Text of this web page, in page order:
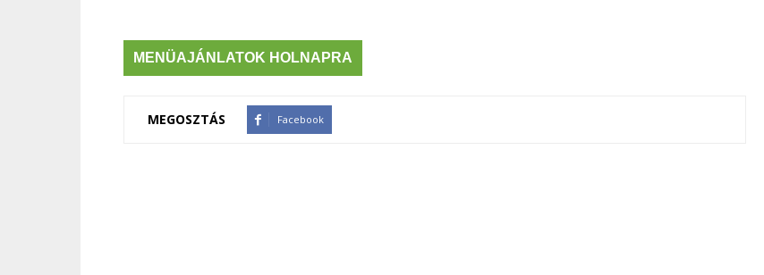
MENÜAJÁNLATOK HOLNAPRA
MEGOSZTÁS Facebook